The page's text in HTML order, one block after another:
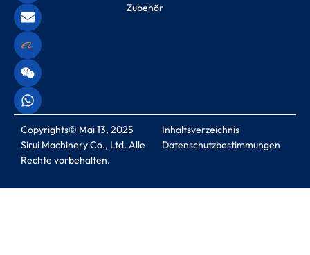
Zubehör
Copyrights© Mai 13, 2025
Sirui Machinery Co., Ltd. Alle
Rechte vorbehalten.
Inhaltsverzeichnis
Datenschutzbestimmungen